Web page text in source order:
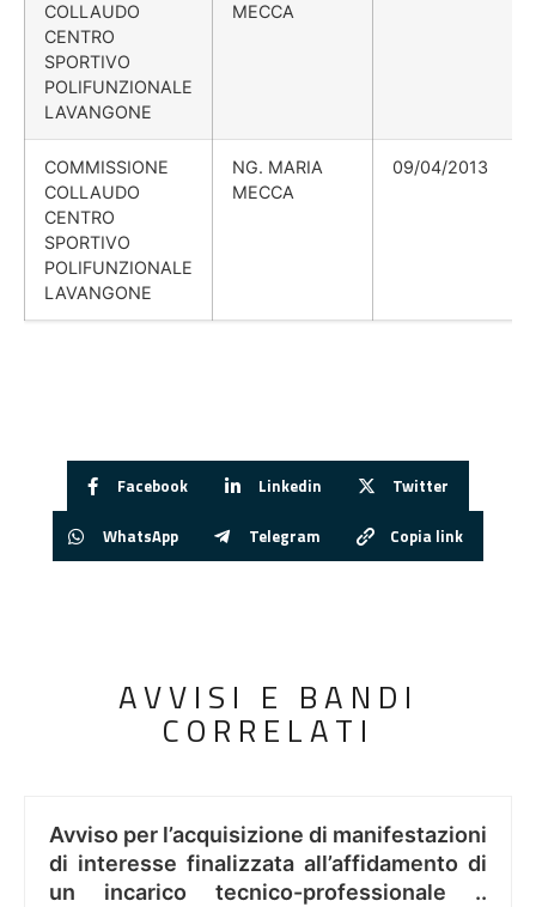
COLLAUDO
CENTRO
SPORTIVO
POLIFUNZIONALE
LAVANGONE
MECCA
COMMISSIONE
COLLAUDO
CENTRO
SPORTIVO
POLIFUNZIONALE
LAVANGONE
NG. MARIA
MECCA
09/04/2013
Facebook Linkedin Twitter
WhatsApp Telegram Copia link
AVVISI E BANDI
CORRELATI
Avviso per l’acquisizione di manifestazioni
di interesse finalizzata all’affidamento di
un incarico tecnico-professionale ..